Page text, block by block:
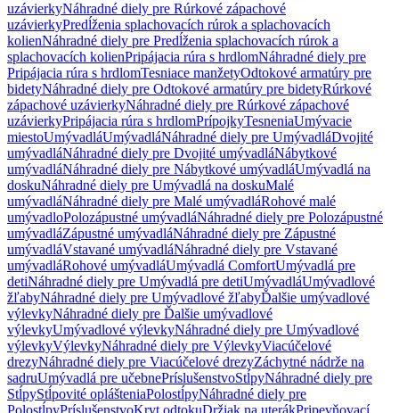
uzávierkyNáhradné diely pre Rúrkové zápachové
uzávierkyPredĺženia splachovacích rúrok a splachovacích
kolienNáhradné diely pre Predĺženia splachovacích rúrok a
splachovacích kolienPripájacia rúra s hrdlomNáhradné diely pre
Pripájacia rúra s hrdlomTesniace manžetyOdtokové armatúry pre
bidetyNáhradné diely pre Odtokové armatúry pre bidetyRúrkové
zápachové uzávierkyNáhradné diely pre Rúrkové zápachové
uzávierkyPripájacia rúra s hrdlomPrípojkyTesneniaUmývacie
miestoUmývadláUmývadláNáhradné diely pre UmývadláDvojité
umývadláNáhradné diely pre Dvojité umývadláNábytkové
umývadláNáhradné diely pre Nábytkové umývadláUmývadlá na
doskuNáhradné diely pre Umývadlá na doskuMalé
umývadláNáhradné diely pre Malé umývadláRohové malé
umývadloPolozápustné umývadláNáhradné diely pre Polozápustné
umývadláZápustné umývadláNáhradné diely pre Zápustné
umývadláVstavané umývadláNáhradné diely pre Vstavané
umývadláRohové umývadláUmývadlá ComfortUmývadlá pre
detiNáhradné diely pre Umývadlá pre detiUmývadláUmývadlové
žľabyNáhradné diely pre Umývadlové žľabyĎalšie umývadlové
výlevkyNáhradné diely pre Ďalšie umývadlové
výlevkyUmývadlové výlevkyNáhradné diely pre Umývadlové
výlevkyVýlevkyNáhradné diely pre VýlevkyViacúčelové
drezyNáhradné diely pre Viacúčelové drezyZáchytné nádrže na
sadruUmývadlá pre učebnePríslušenstvoStĺpyNáhradné diely pre
StĺpyStĺpovité oplášteniaPolostĺpyNáhradné diely pre
PolostĺpyPríslušenstvoKryt odtokuDržiak na uterákPripevňovací